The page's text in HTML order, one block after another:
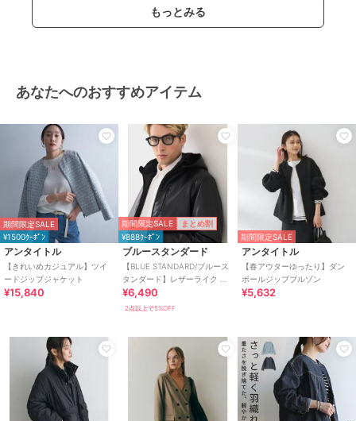
もっとみる
あなたへのおすすめアイテム
期間限定SALE
¥1500ｸｰﾎﾟﾝ
アンタイトル
【きれいめカジュアル】ツイ
ードジップジャケット
¥15,840
期間限定SALE まとめ割
¥888ｸｰﾎﾟﾝ
ブルースタンダード
【BLUE STANDARD/ブルース
タンダード】レザーライク 中
綿フードジャケット
¥6,490
2点以上で5%OFF
期間限定SALE
アンタイトル
【春アウターゆったり】ダン
ボールジップブルゾン
¥5,632